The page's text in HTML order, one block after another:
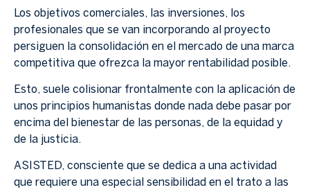
Los objetivos comerciales, las inversiones, los
profesionales que se van incorporando al proyecto
persiguen la consolidación en el mercado de una marca
competitiva que ofrezca la mayor rentabilidad posible.
Esto, suele colisionar frontalmente con la aplicación de
unos principios humanistas donde nada debe pasar por
encima del bienestar de las personas, de la equidad y
de la justicia.
ASISTED, consciente que se dedica a una actividad
que requiere una especial sensibilidad en el trato a las